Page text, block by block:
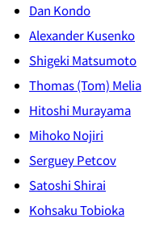
Dan Kondo
Alexander Kusenko
Shigeki Matsumoto
Thomas (Tom) Melia
Hitoshi Murayama
Mihoko Nojiri
Serguey Petcov
Satoshi Shirai
Kohsaku Tobioka